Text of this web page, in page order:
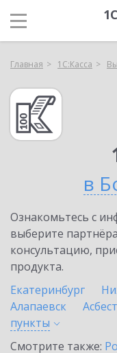
Главная 1С:Касса
в
Ознакомьтесь с
выберите
консультацию,
продукта.
Екатеринбург
Алапаевск
Асбест
пункты
Смотрите также: